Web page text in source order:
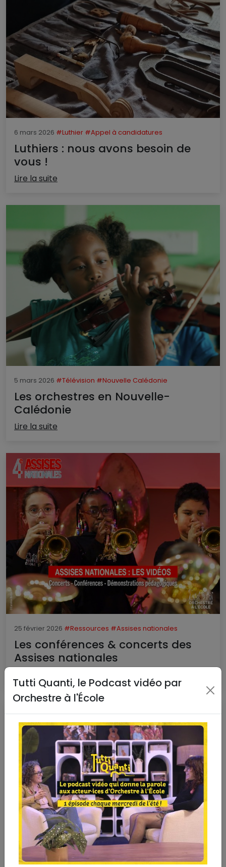
6 mars 2026 #Luthier #Appel à candidatures
Luthiers : nous avons besoin de
vous !
Lire la suite
5 mars 2026 #Télévision #Nouvelle Calédonie
Les orchestres en Nouvelle-
Calédonie
Lire la suite
25 février 2026 #Ressources #Assises nationales
Les conférences & concerts des
Assises nationales
Tutti Quanti, le Podcast vidéo par
Orchestre à l'École